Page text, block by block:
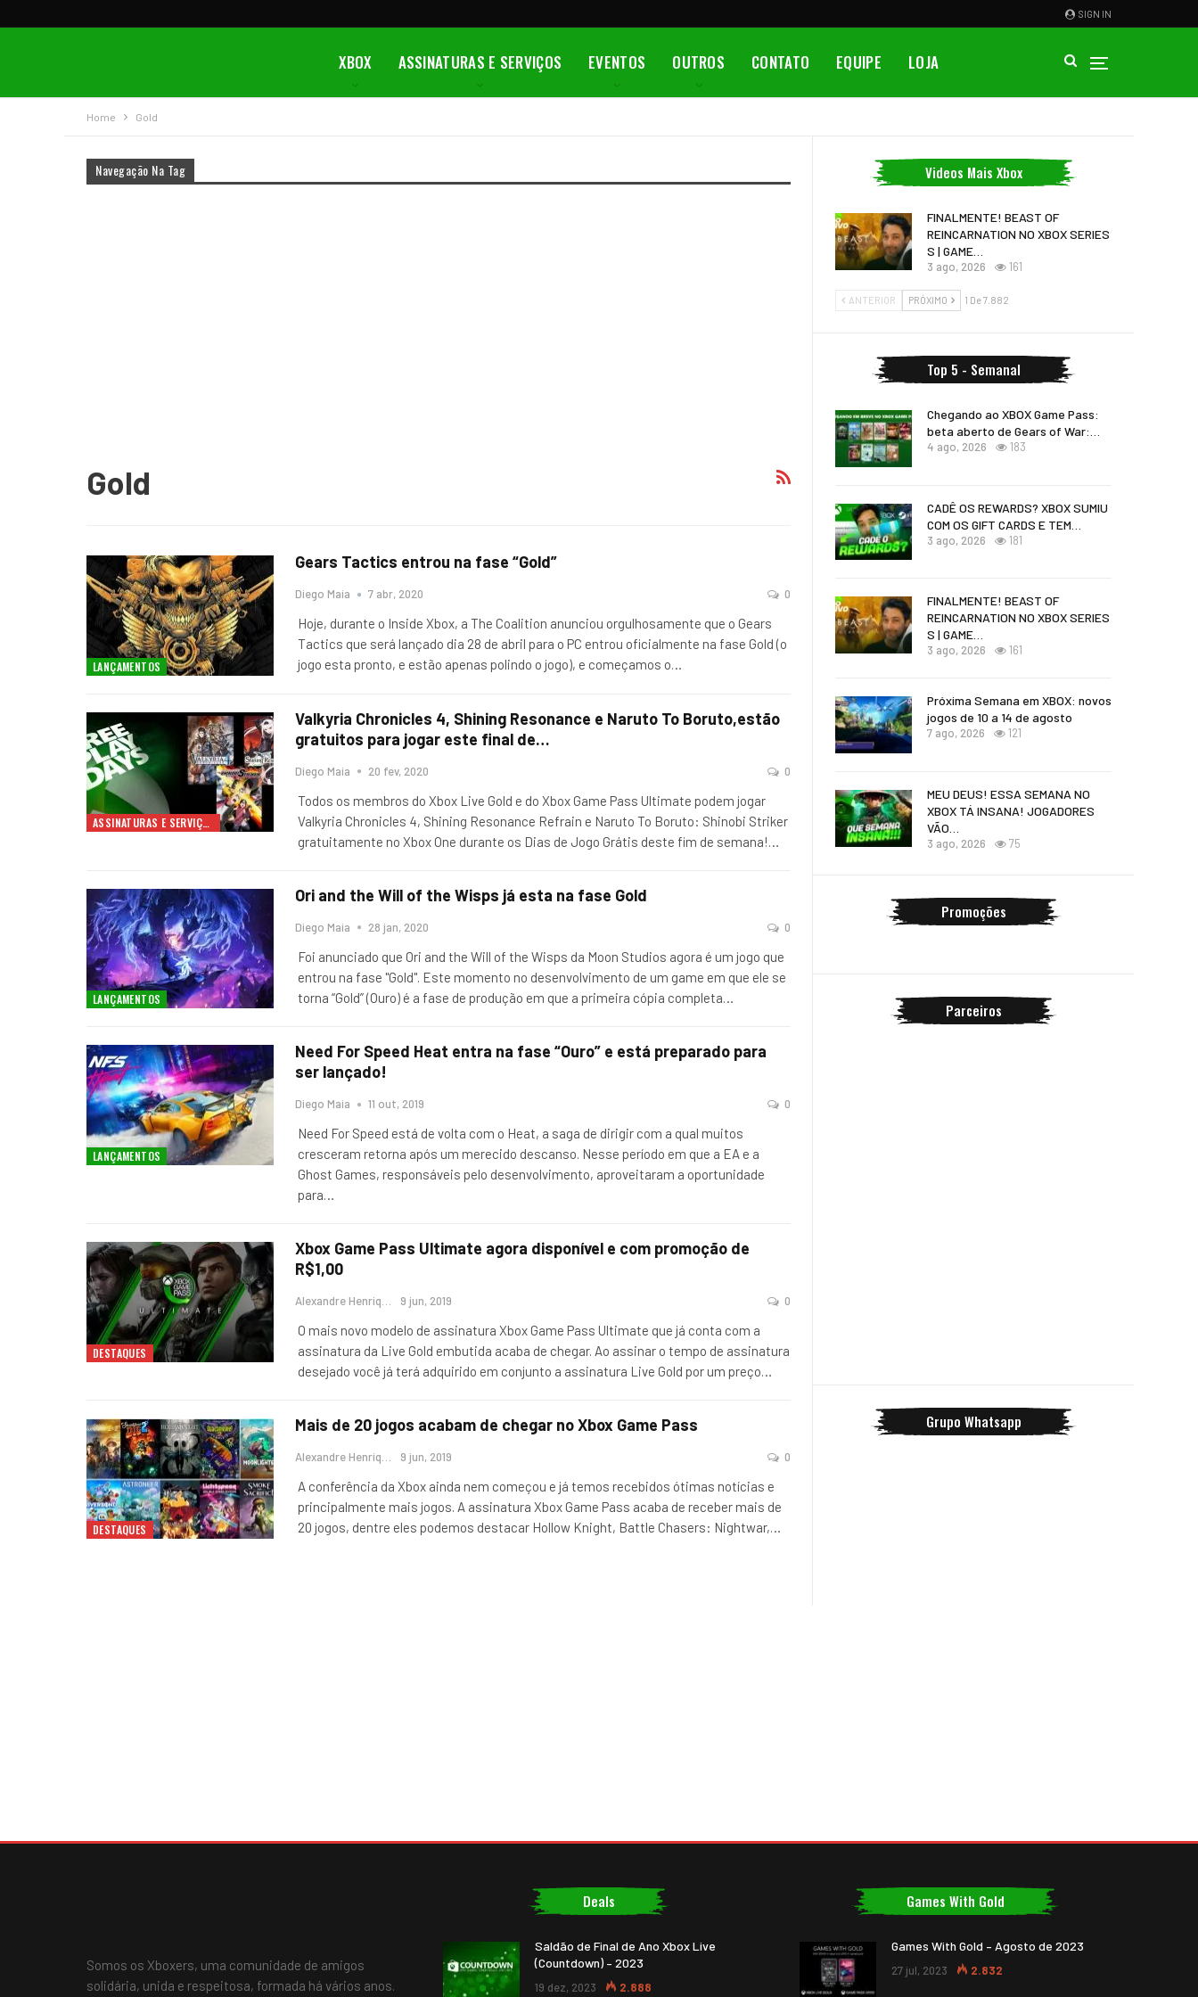
SIGN IN
XBOX ASSINATURAS E SERVIÇOS EVENTOS OUTROS CONTATO EQUIPE LOJA
Home Gold
Navegação Na Tag
Gold
LANÇAMENTOS
Gears Tactics entrou na fase “Gold”
Diego Maia 7 abr, 2020 0
Hoje, durante o Inside Xbox, a The Coalition anunciou orgulhosamente que o Gears
Tactics que será lançado dia 28 de abril para o PC entrou oficialmente na fase Gold (o
jogo esta pronto, e estão apenas polindo o jogo), e começamos o…
ASSINATURAS E SERVIÇOS
Valkyria Chronicles 4, Shining Resonance e Naruto To Boruto,estão
gratuitos para jogar este final de…
Diego Maia 20 fev, 2020 0
Todos os membros do Xbox Live Gold e do Xbox Game Pass Ultimate podem jogar
Valkyria Chronicles 4, Shining Resonance Refrain e Naruto To Boruto: Shinobi Striker
gratuitamente no Xbox One durante os Dias de Jogo Grátis deste fim de semana!…
LANÇAMENTOS
Ori and the Will of the Wisps já esta na fase Gold
Diego Maia 28 jan, 2020 0
Foi anunciado que Ori and the Will of the Wisps da Moon Studios agora é um jogo que
entrou na fase "Gold". Este momento no desenvolvimento de um game em que ele se
torna “Gold” (Ouro) é a fase de produção em que a primeira cópia completa…
LANÇAMENTOS
Need For Speed Heat entra na fase “Ouro” e está preparado para
ser lançado!
Diego Maia 11 out, 2019 0
Need For Speed ​​está de volta com o Heat, a saga de dirigir com a qual muitos
cresceram retorna após um merecido descanso. Nesse período em que a EA e a
Ghost Games, responsáveis ​​pelo desenvolvimento, aproveitaram a oportunidade
para…
DESTAQUES
Xbox Game Pass Ultimate agora disponível e com promoção de
R$1,00
9 jun, 2019 0
O mais novo modelo de assinatura Xbox Game Pass Ultimate que já conta com a
assinatura da Live Gold embutida acaba de chegar. Ao assinar o tempo de assinatura
desejado você já terá adquirido em conjunto a assinatura Live Gold por um preço…
DESTAQUES
Mais de 20 jogos acabam de chegar no Xbox Game Pass
9 jun, 2019 0
A conferência da Xbox ainda nem começou e já temos recebidos ótimas notícias e
principalmente mais jogos. A assinatura Xbox Game Pass acaba de receber mais de
20 jogos, dentre eles podemos destacar Hollow Knight, Battle Chasers: Nightwar,…
Videos Mais Xbox
FINALMENTE! BEAST OF
REINCARNATION NO XBOX SERIES
S | GAME…
3 ago, 2026 161
ANTERIOR PRÓXIMO 1 De 7.882
Top 5 - Semanal
Chegando ao XBOX Game Pass:
beta aberto de Gears of War:…
4 ago, 2026 183
CADÊ OS REWARDS? XBOX SUMIU
COM OS GIFT CARDS E TEM…
3 ago, 2026 181
FINALMENTE! BEAST OF
REINCARNATION NO XBOX SERIES
S | GAME…
3 ago, 2026 161
Próxima Semana em XBOX: novos
jogos de 10 a 14 de agosto
7 ago, 2026 121
MEU DEUS! ESSA SEMANA NO
XBOX TÁ INSANA! JOGADORES
VÃO…
3 ago, 2026 75
Promoções
Parceiros
Grupo Whatsapp
Somos os Xboxers, uma comunidade de amigos
solidária, unida e respeitosa, formada há vários anos.
Deals
Saldão de Final de Ano Xbox Live
(Countdown) – 2023
19 dez, 2023 2.888
Games With Gold
Games With Gold – Agosto de 2023
27 jul, 2023 2.832